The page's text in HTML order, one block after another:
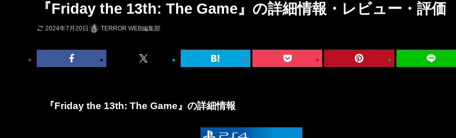
『Friday the 13th: The Game』の詳細情報・レビュー・評価
2024年7月20日 TERROR WEB編集部
『Friday the 13th: The Game』の詳細情報